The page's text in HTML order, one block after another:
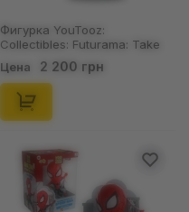
Фигурка YouTooz:
Collectibles: Futurama: Take
My Money Fry, (54915)
Цена 2 200 грн